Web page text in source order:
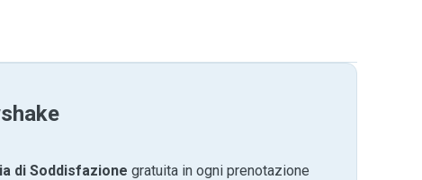
di Soddisfazione gratuita in ogni prenotazione